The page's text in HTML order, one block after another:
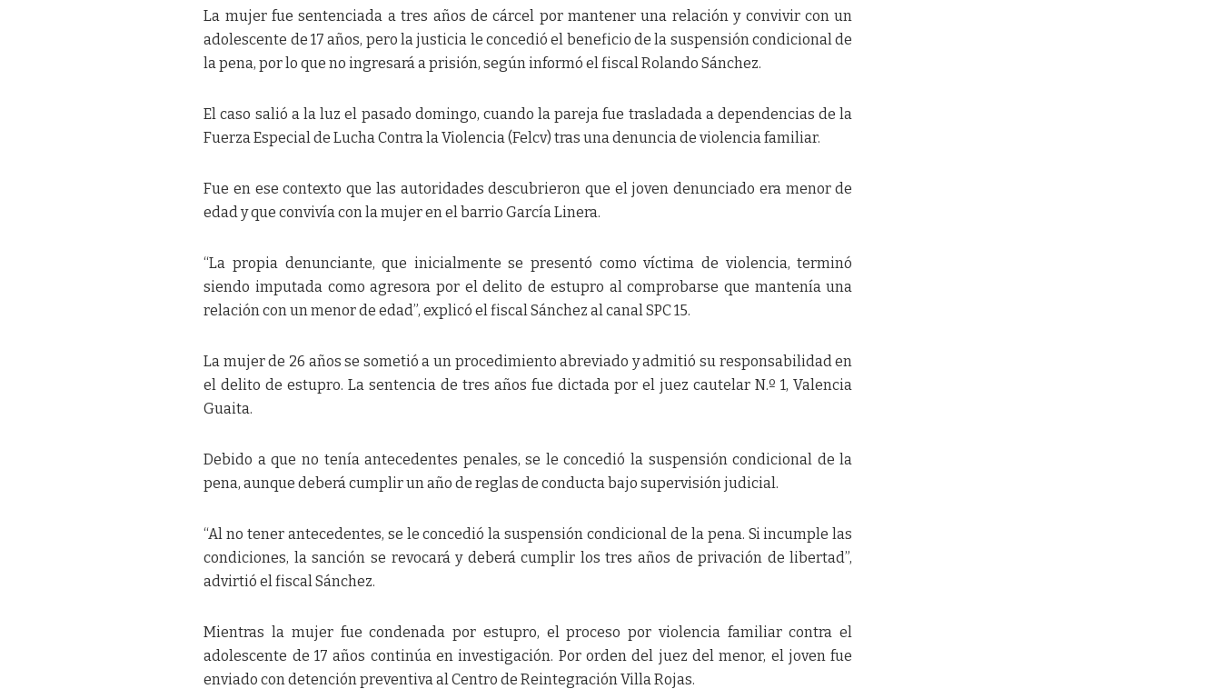
La mujer fue sentenciada a tres años de cárcel por mantener una relación y convivir con un
adolescente de 17 años, pero la justicia le concedió el beneficio de la suspensión condicional de
la pena, por lo que no ingresará a prisión, según informó el fiscal Rolando Sánchez.
El caso salió a la luz el pasado domingo, cuando la pareja fue trasladada a dependencias de la
Fuerza Especial de Lucha Contra la Violencia (Felcv) tras una denuncia de violencia familiar.
Fue en ese contexto que las autoridades descubrieron que el joven denunciado era menor de
edad y que convivía con la mujer en el barrio García Linera.
“La propia denunciante, que inicialmente se presentó como víctima de violencia, terminó
siendo imputada como agresora por el delito de estupro al comprobarse que mantenía una
relación con un menor de edad”, explicó el fiscal Sánchez al canal SPC 15.
La mujer de 26 años se sometió a un procedimiento abreviado y admitió su responsabilidad en
el delito de estupro. La sentencia de tres años fue dictada por el juez cautelar N.º 1, Valencia
Guaita.
Debido a que no tenía antecedentes penales, se le concedió la suspensión condicional de la
pena, aunque deberá cumplir un año de reglas de conducta bajo supervisión judicial.
“Al no tener antecedentes, se le concedió la suspensión condicional de la pena. Si incumple las
condiciones, la sanción se revocará y deberá cumplir los tres años de privación de libertad”,
advirtió el fiscal Sánchez.
Mientras la mujer fue condenada por estupro, el proceso por violencia familiar contra el
adolescente de 17 años continúa en investigación. Por orden del juez del menor, el joven fue
enviado con detención preventiva al Centro de Reintegración Villa Rojas.